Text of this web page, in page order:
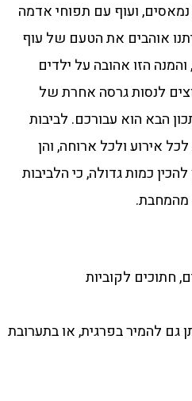
ועוף עם תפוחי אדמה
אוהבים את הטעם של עוף
הזו אהובה על ילדים
לנסות גרסה אחרת של
הבא הוא עבורכם. לביבות
אירוע ולכל ארוחה, והן
כמות גדולה, כי הלביבות
מהמחבת.
גם להמיר בפרגית, או בתערובת